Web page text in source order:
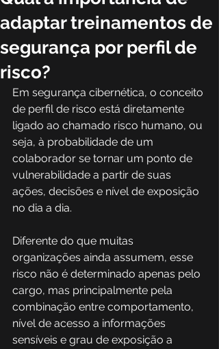
adaptar treinamentos de
segurança por perfil de
risco?
Em segurança cibernética, o conceito
de perfil de risco está diretamente
ligado ao chamado risco humano, ou
seja, à probabilidade de um
colaborador se tornar um ponto de
vulnerabilidade a partir de suas
ações, decisões e nível de exposição
no dia a dia.
Diferente do que muitas
organizações ainda assumem, esse
risco não é determinado apenas pelo
cargo, mas principalmente pela
combinação entre comportamento,
nível de acesso a informações
sensíveis e grau de exposição a